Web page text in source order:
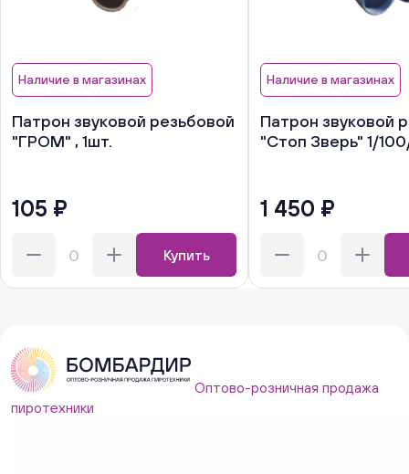
Наличие в магазинах
Патрон звуковой резьбовой
"ГРОМ" , 1шт.
105 ₽
Купить
Наличие в магазинах
Патрон звуковой
"Стоп Зверь" 1/
1 450 ₽
Оптово-розничная продажа
пиротехники